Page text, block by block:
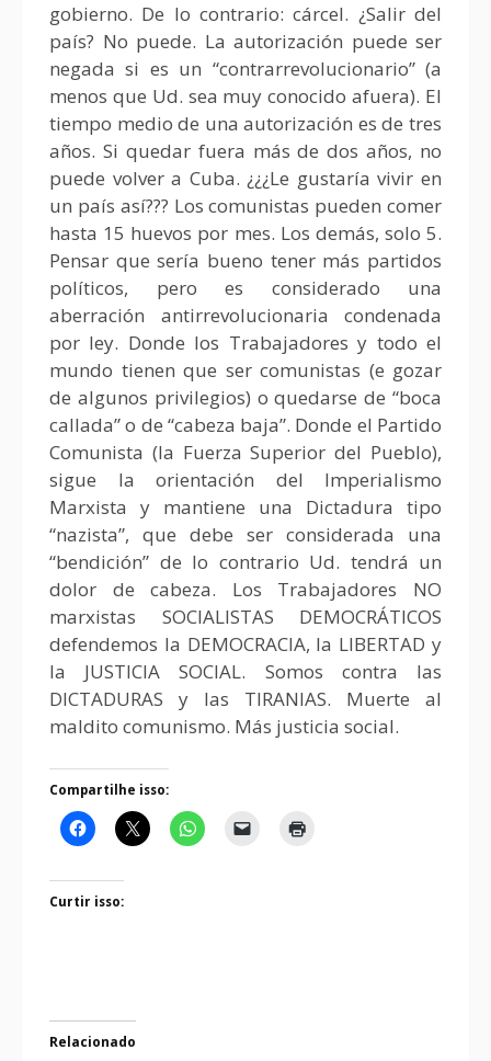
gobierno. De lo contrario: cárcel. ¿Salir del
país? No puede. La autorización puede ser
negada si es un “contrarrevolucionario” (a
menos que Ud. sea muy conocido afuera). El
tiempo medio de una autorización es de tres
años. Si quedar fuera más de dos años, no
puede volver a Cuba. ¿¿¿Le gustaría vivir en
un país así??? Los comunistas pueden comer
hasta 15 huevos por mes. Los demás, solo 5.
Pensar que sería bueno tener más partidos
políticos, pero es considerado una
aberración antirrevolucionaria condenada
por ley. Donde los Trabajadores y todo el
mundo tienen que ser comunistas (e gozar
de algunos privilegios) o quedarse de “boca
callada” o de “cabeza baja”. Donde el Partido
Comunista (la Fuerza Superior del Pueblo),
sigue la orientación del Imperialismo
Marxista y mantiene una Dictadura tipo
“nazista”, que debe ser considerada una
“bendición” de lo contrario Ud. tendrá un
dolor de cabeza. Los Trabajadores NO
marxistas SOCIALISTAS DEMOCRÁTICOS
defendemos la DEMOCRACIA, la LIBERTAD y
la JUSTICIA SOCIAL. Somos contra las
DICTADURAS y las TIRANIAS. Muerte al
maldito comunismo. Más justicia social.
Compartilhe isso:
Curtir isso:
Relacionado